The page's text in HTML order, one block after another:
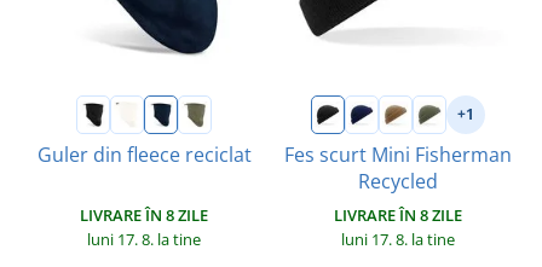
Guler din fleece reciclat
LIVRARE ÎN 8 ZILE
luni 17. 8. la tine
+1
Fes scurt Mini Fisherman
Recycled
LIVRARE ÎN 8 ZILE
luni 17. 8. la tine